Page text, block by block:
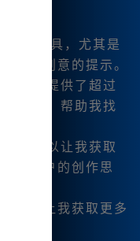
棒的工具，尤其是
更具创意的提示。
中文版提供了超过
选择，帮助我找
不仅可以让我获取
他用户的创作思
，能让我获取更多
。